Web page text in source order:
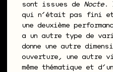
sont issues de Nocte.
qui n’était pas fini
une deuxième
a un autre type de
donne une autre
ouverture, une autre
même thématique et